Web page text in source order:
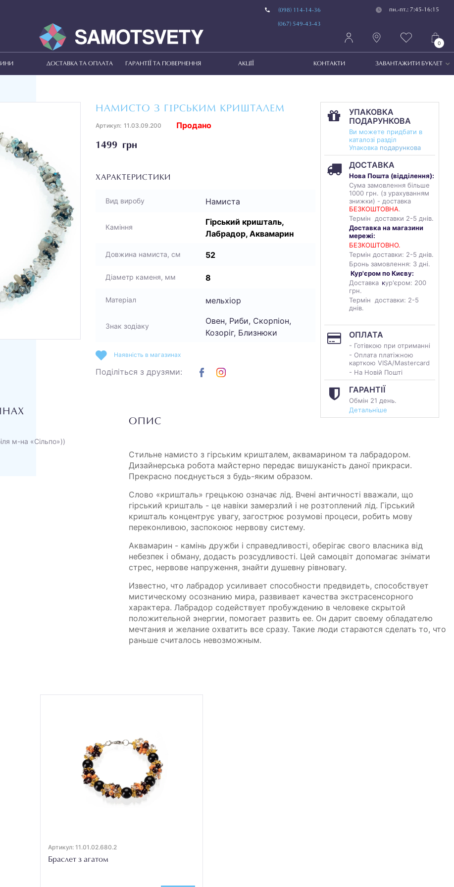
(098) 114-14-36
(067) 549-43-43
пн.-пт.: 7:45-16:15
0
ДОСТАВКА ТА ОПЛАТА ГАРАНТІЇ ТА ПОВЕРНЕННЯ АКЦІЇ КОНТАКТИ ЗАВАНТАЖИТИ БУКЛЕТ
НАМИСТО З ГІРСЬКИМ КРИШТАЛЕМ
Артикул: 11.03.09.200
1499 грн
Продано
ХАРАКТЕРИСТИКИ
Вид виробу Намиста
Каміння
Гірський кришталь,
Лабрадор, Аквамарин
Довжина намиста, см 52
Діаметр каменя, мм 8
Матеріал мельхіор
Знак зодіаку
Овен, Риби, Скорпіон,
Козоріг, Близнюки
УПАКОВКА
ПОДАРУНКОВА
Ви можете придбати в
каталозі разділ
Упаковка подарункова
ДОСТАВКА
Нова Пошта (відділення):
Сума замовлення більше
1000 грн. (з урахуванням
знижки) - доставка
БЕЗКОШТОВНА.
Термін доставки 2-5 днів.
Доставка на магазини
мережі:
БЕЗКОШТОВНО.
Термін доставки: 2-5 днів.
Бронь замовлення: 3 дні.
Кур'єром по Києву:
Доставка кур'єром: 200
грн.
Термін доставки: 2-5
днів.
ОПЛАТА
- Готівкою при отриманні
- Оплата платіжною
карткою VISA/Mastercard
- На Новій Пошті
ГАРАНТІЇ
Обмін 21 день.
Детальніше
Наявність в магазинах
Поділіться з друзями:
м-на «Сільпо»))
ОПИС
Стильне намисто з гірським кришталем, аквамарином та лабрадором.
Дизайнерська робота майстерно передає вишуканість даної прикраси.
Прекрасно поєднується з будь-яким образом.
Слово «кришталь» грецькою означає лід. Вчені античності вважали, що
гірський кришталь - це навіки замерзлий і не розтоплений лід. Гірський
кришталь концентрує увагу, загострює розумові процеси, робить мову
переконливою, заспокоює нервову систему.
Аквамарин - камінь дружби і справедливості, оберігає свого власника від
небезпек і обману, додасть розсудливості. Цей самоцвіт допомагає знімати
стрес, нервове напруження, знайти душевну рівновагу.
Известно, что лабрадор усиливает способности предвидеть, способствует
мистическому осознанию мира, развивает качества экстрасенсорного
характера. Лабрадор содействует пробуждению в человеке скрытой
положительной энергии, помогает развить ее. Он дарит своему обладателю
мечтания и желание охватить все сразу. Такие люди стараются сделать то, что
раньше считалось невозможным.
Артикул: 11.01.02.680.2
Браслет з агатом